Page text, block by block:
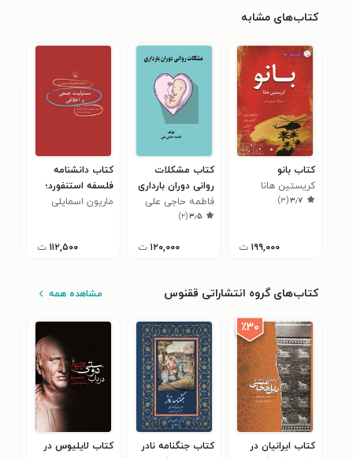
کتاب‌های مشابه
کتاب بانو
کریستین هانا
۳٫۷(۳)
۱۹۹,۰۰۰ ت
کتاب مشکلات
روانی دوران بارداری
فاطمه حاجی علی
۳٫۵(۲)
۱۲۰,۰۰۰ ت
کتاب دانشنامه
فلسفه استنفورد؛
مسئولیت جمعی و
ماریون اسمایلی
۱۱۲,۵۰۰ ت
کتاب‌های گروه انتشاراتی ققنوس مشاهده همه
٪۳۰
کتاب ایرانیان در
کتاب جنگنامه نادر
کتاب لایلیوس در